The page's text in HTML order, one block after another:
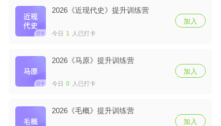
2026《近现代史》提升训练营
今日 1 人已打卡
加入
2026《马原》提升训练营
今日 0 人已打卡
加入
2026《毛概》提升训练营
加入